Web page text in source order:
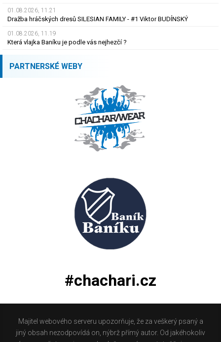
01.08.2026, 11.21
Dražba hráčských dresů SILESIAN FAMILY - #1 Viktor BUDÍNSKÝ
01.08.2026, 11.19
Která vlajka Baníku je podle vás nejhezčí ?
PARTNERSKÉ WEBY
#chachari.cz
Majitel webového serveru upozorňuje, že za veškerý psaný a
jiný obsah nezodpovídá on, nýbrž přímý autor. Od jakéhokoliv